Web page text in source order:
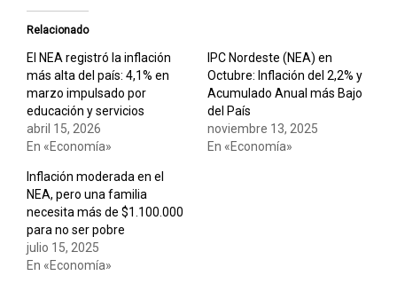
Relacionado
El NEA registró la inflación
más alta del país: 4,1% en
marzo impulsado por
educación y servicios
abril 15, 2026
En «Economía»
IPC Nordeste (NEA) en
Octubre: Inflación del 2,2% y
Acumulado Anual más Bajo
del País
noviembre 13, 2025
En «Economía»
Inflación moderada en el
NEA, pero una familia
necesita más de $1.100.000
para no ser pobre
julio 15, 2025
En «Economía»